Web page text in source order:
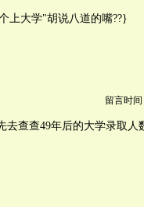
上大学"胡说八道的嘴??}
留言时间
去查查49年后的大学录取人